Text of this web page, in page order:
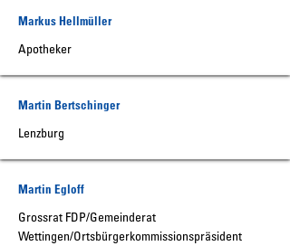
Markus Hellmüller
Apotheker
Martin Bertschinger
Lenzburg
Martin Egloff
Grossrat FDP/Gemeinderat
Wettingen/Ortsbürgerkommissionspräsident